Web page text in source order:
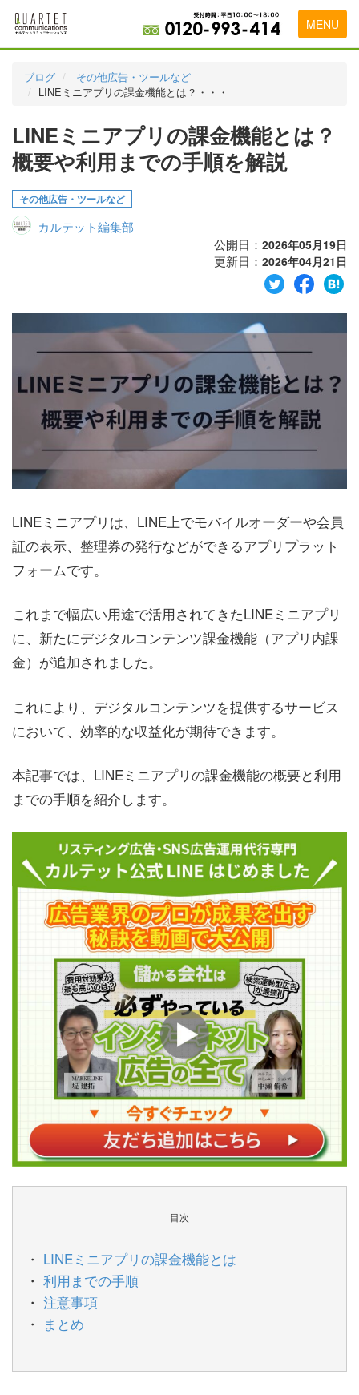
MENU
料金表
実績・お客様の声
初めて導入をお考えの方
代理店の乗り換えをお考えの方
広告代理店・HP制作会社様へ
ブログ
その他広告・ツールなど
LINEミニアプリの課金機能とは？・・・
LINEミニアプリの課金機能とは？
概要や利用までの手順を解説
その他広告・ツールなど
カルテット編集部
公開日： 2026年05月19日
更新日： 2026年04月21日
LINEミニアプリは、LINE上でモバイルオーダーや会員
証の表示、整理券の発行などができるアプリプラット
フォームです。
これまで幅広い用途で活用されてきたLINEミニアプリ
に、新たにデジタルコンテンツ課金機能（アプリ内課
金）が追加されました。
これにより、デジタルコンテンツを提供するサービス
において、効率的な収益化が期待できます。
本記事では、LINEミニアプリの課金機能の概要と利用
までの手順を紹介します。
目次
LINEミニアプリの課金機能とは
利用までの手順
注意事項
まとめ